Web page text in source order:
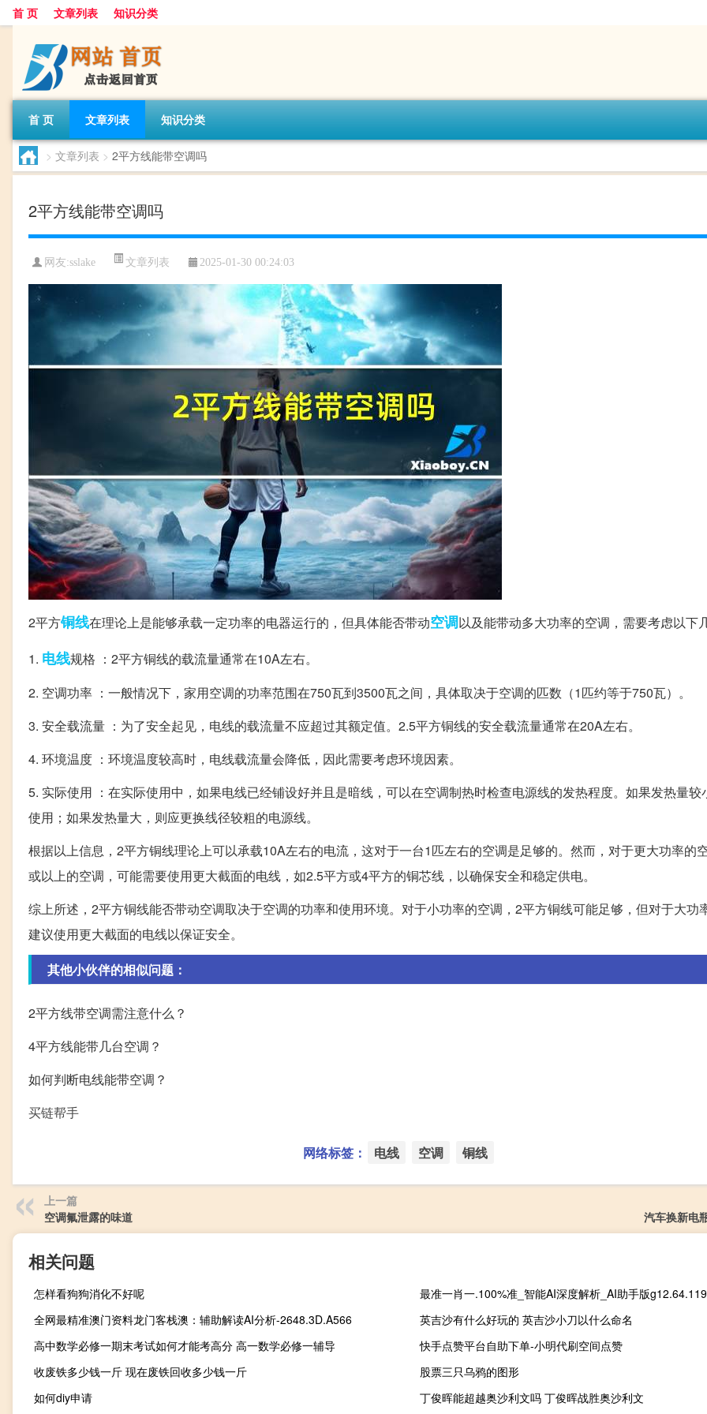
首 页 文章列表 知识分类
首 页 文章列表 知识分类
> 文章列表 > 2平方线能带空调吗
2平方线能带空调吗
网友:sslake 文章列表 2025-01-30 00:24:03
2平方铜线在理论上是能够承载一定功率的电器运行的，但具体能否带动空调以及能带动多大功率的空调，需要考虑以下
1. 电线规格 ：2平方铜线的载流量通常在10A左右。
2. 空调功率 ：一般情况下，家用空调的功率范围在750瓦到3500瓦之间，具体取决于空调的匹数（1匹约等于750瓦）。
3. 安全载流量 ：为了安全起见，电线的载流量不应超过其额定值。2.5平方铜线的安全载流量通常在20A左右。
4. 环境温度 ：环境温度较高时，电线载流量会降低，因此需要考虑环境因素。
5. 实际使用 ：在实际使用中，如果电线已经铺设好并且是暗线，可以在空调制热时检查电源线的发热程度。如果发热量较
使用；如果发热量大，则应更换线径较粗的电源线。
根据以上信息，2平方铜线理论上可以承载10A左右的电流，这对于一台1匹左右的空调是足够的。然而，对于更大功率的
或以上的空调，可能需要使用更大截面的电线，如2.5平方或4平方的铜芯线，以确保安全和稳定供电。
综上所述，2平方铜线能否带动空调取决于空调的功率和使用环境。对于小功率的空调，2平方铜线可能足够，但对于大功
建议使用更大截面的电线以保证安全。
其他小伙伴的相似问题：
2平方线带空调需注意什么？
4平方线能带几台空调？
如何判断电线能带空调？
买链帮手
网络标签： 电线 空调 铜线
上一篇
空调氟泄露的味道
汽车换新电
相关问题
怎样看狗狗消化不好呢
最准一肖一.100%准_智能AI深度解析_AI助手版
全网最精准澳门资料龙门客栈澳：辅助解读AI分析-2648.3D.A566
英吉沙有什么好玩的 英吉沙小刀以什么命名
高中数学必修一期末考试如何才能考高分 高一数学必修一辅导
快手点赞平台自助下单-小明代刷空间点赞
收废铁多少钱一斤 现在废铁回收多少钱一斤
股票三只乌鸦的图形
如何diy申请
丁俊晖能超越奥沙利文吗 丁俊晖战胜奥沙利文